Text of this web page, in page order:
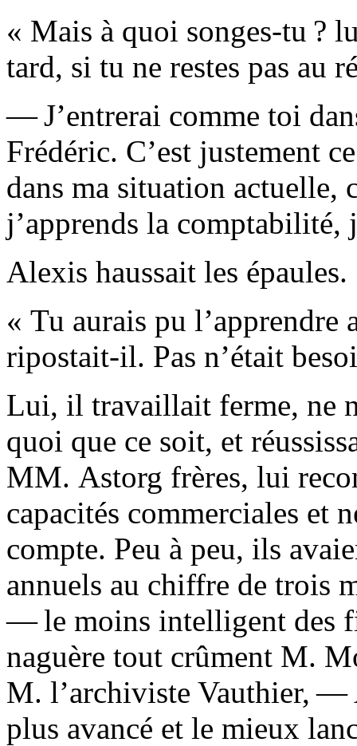
« Mais à quoi songes-tu ?
tard, si tu ne restes pas au
— J’entrerai comme toi
Frédéric. C’est justement
dans ma situation actuelle,
j’apprends la
Alexis haussait les épaules.
« Tu aurais pu
ripostait-il. Pas n’était
Lui, il travaillait ferme, ne
quoi que ce soit, et
MM. Astorg frères, lui
capacités commerciales et
compte. Peu à peu, ils
annuels au chiffre de trois
— le moins intelligent des
naguère tout crûment M.
M. l’archiviste Vauthier, —
plus avancé et le mieux